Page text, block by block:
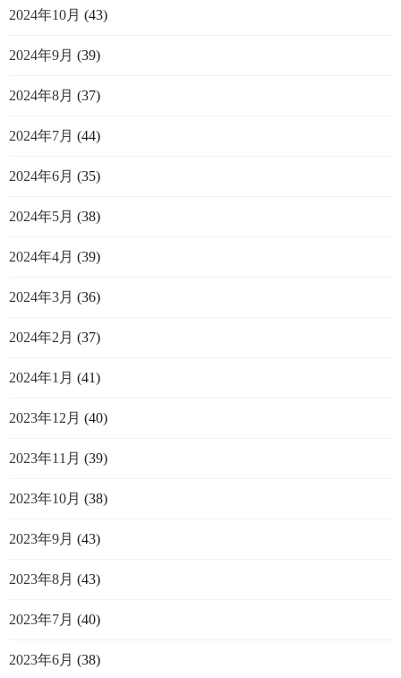
2024年10月 (43)
2024年9月 (39)
2024年8月 (37)
2024年7月 (44)
2024年6月 (35)
2024年5月 (38)
2024年4月 (39)
2024年3月 (36)
2024年2月 (37)
2024年1月 (41)
2023年12月 (40)
2023年11月 (39)
2023年10月 (38)
2023年9月 (43)
2023年8月 (43)
2023年7月 (40)
2023年6月 (38)